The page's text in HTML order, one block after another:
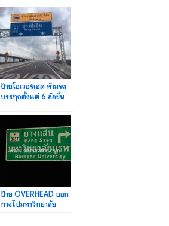
ป้ายโอเวอร์เฮด ห้ามรถ
บรรทุกตั้งแต่ 6 ล้อขึ้น
ป้าย OVERHEAD บอก
ทางไปมหาวิทยาลัย